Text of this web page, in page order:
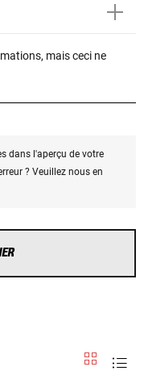
mais ceci ne
dans l'aperçu de votre
? Veuillez nous en